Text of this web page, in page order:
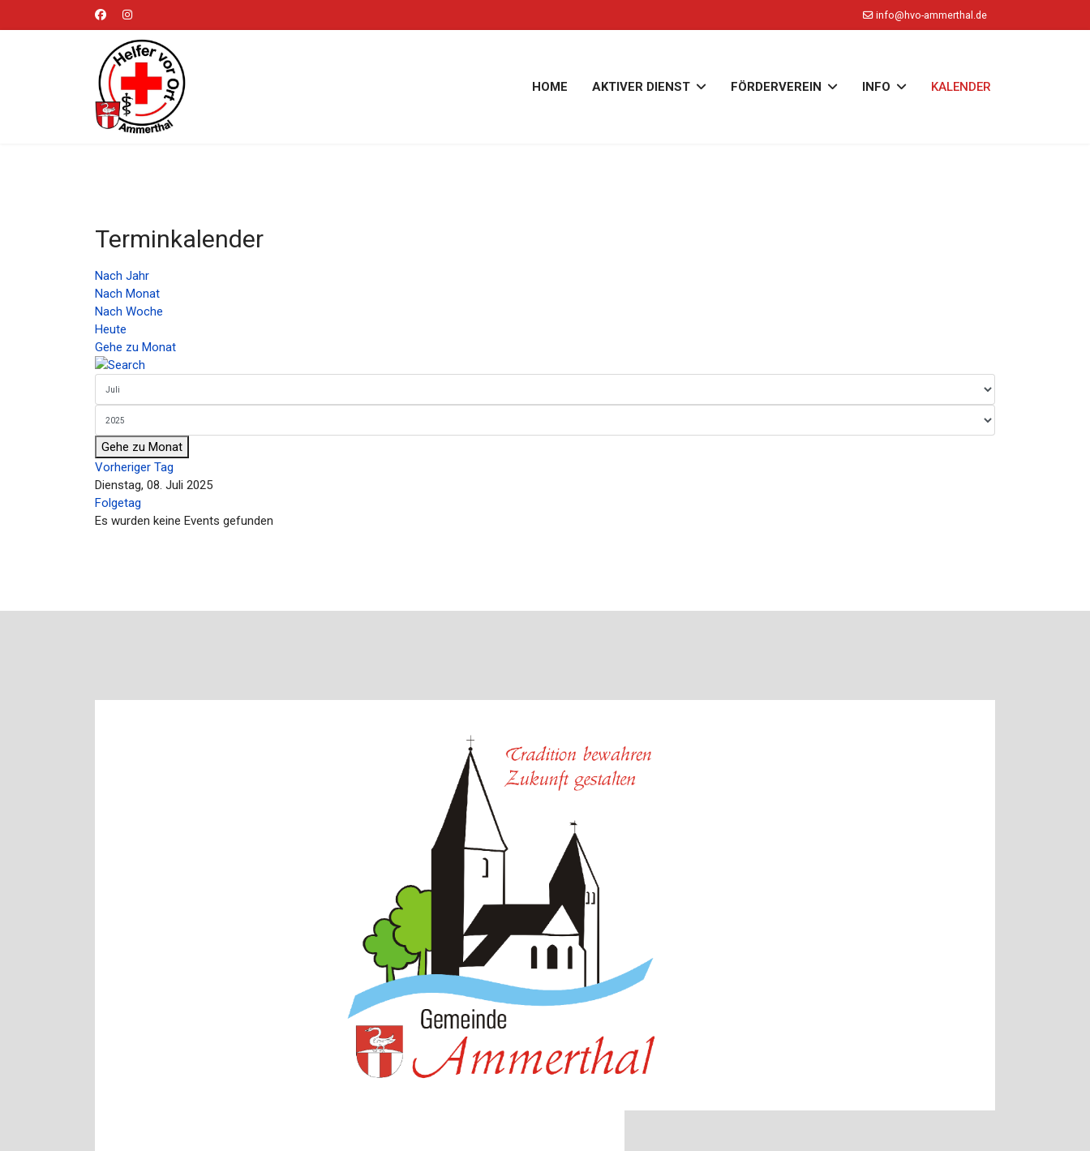
info@hvo-ammerthal.de
HOME AKTIVER DIENST FÖRDERVEREIN INFO KALENDER
Terminkalender
Nach Jahr
Nach Monat
Nach Woche
Heute
Gehe zu Monat
Gehe zu Monat
Vorheriger Tag
Dienstag, 08. Juli 2025
Folgetag
Es wurden keine Events gefunden